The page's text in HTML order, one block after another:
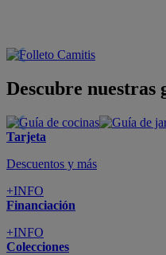
Descubre nuestras
Tarjeta
Descuentos y más
+INFO
Financiación
+INFO
Colecciones